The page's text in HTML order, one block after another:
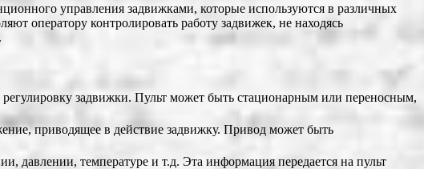
управления задвижками, которые используются в различных
оператору контролировать работу задвижек, не находясь
задвижки. Пульт может быть стационарным или переносным,
приводящее в действие задвижку. Привод может быть
давлении, температуре и т.д. Эта информация передается на пульт